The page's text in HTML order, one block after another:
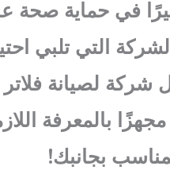
في حماية صحة
التي تلبي
لصيانة فلاتر
بالمعرفة
بجانبك!